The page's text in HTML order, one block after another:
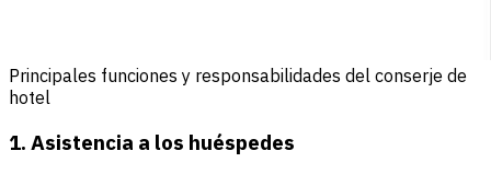
Principales funciones y responsabilidades del conserje de
hotel
1. Asistencia a los huéspedes